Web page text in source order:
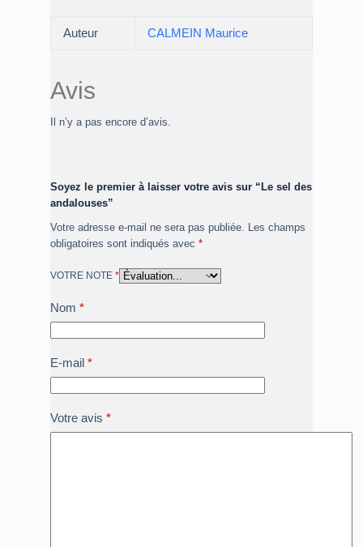
Auteur CALMEIN Maurice
Avis
Il n’y a pas encore d’avis.
Soyez le premier à laisser votre avis sur “Le sel des
andalouses”
Votre adresse e-mail ne sera pas publiée. Les champs
obligatoires sont indiqués avec *
VOTRE NOTE *
Nom *
E-mail*
Votre avis *